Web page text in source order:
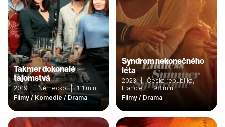
Takmer dokonalé
tajomstvá
2019 | Německo | 111 min
Filmy / Komedie / Drama
Syndrom nekonečného
léta
2023 | Česká republika,
Francie | 98 min
Filmy / Drama